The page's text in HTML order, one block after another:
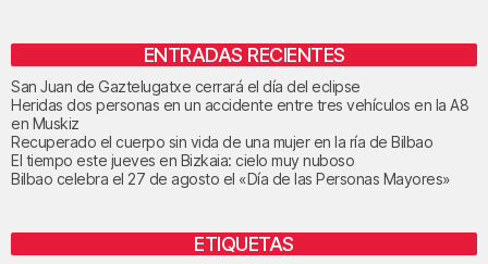
ENTRADAS RECIENTES
San Juan de Gaztelugatxe cerrará el día del eclipse
Heridas dos personas en un accidente entre tres vehículos en la A8
en Muskiz
Recuperado el cuerpo sin vida de una mujer en la ría de Bilbao
El tiempo este jueves en Bizkaia: cielo muy nuboso
Bilbao celebra el 27 de agosto el «Día de las Personas Mayores»
ETIQUETAS